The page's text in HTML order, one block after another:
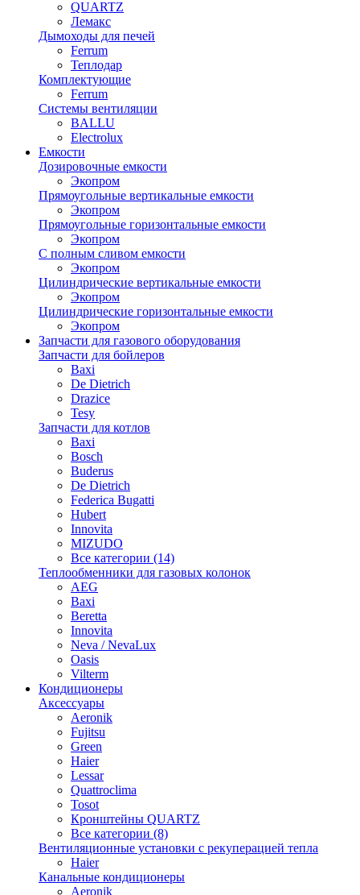
QUARTZ
Лемакс
Дымоходы для печей
Ferrum
Теплодар
Комплектующие
Ferrum
Системы вентиляции
BALLU
Electrolux
Емкости
Дозировочные емкости
Экопром
Прямоугольные вертикальные емкости
Экопром
Прямоугольные горизонтальные емкости
Экопром
С полным сливом емкости
Экопром
Цилиндрические вертикальные емкости
Экопром
Цилиндрические горизонтальные емкости
Экопром
Запчасти для газового оборудования
Запчасти для бойлеров
Baxi
De Dietrich
Drazice
Tesy
Запчасти для котлов
Baxi
Bosch
Buderus
De Dietrich
Federica Bugatti
Hubert
Innovita
MIZUDO
Все категории (14)
Теплообменники для газовых колонок
AEG
Baxi
Beretta
Innovita
Neva / NevaLux
Oasis
Vilterm
Кондиционеры
Аксессуары
Aeronik
Fujitsu
Green
Haier
Lessar
Quattroclima
Tosot
Кронштейны QUARTZ
Все категории (8)
Вентиляционные установки с рекуперацией тепла
Haier
Канальные кондиционеры
Aeronik